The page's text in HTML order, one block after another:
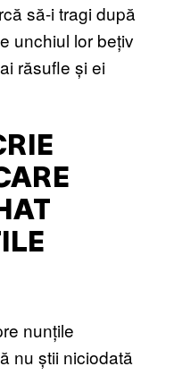
să-i tragi după
unchiul lor bețiv
răsufle și ei
nunțile
nu știi niciodată